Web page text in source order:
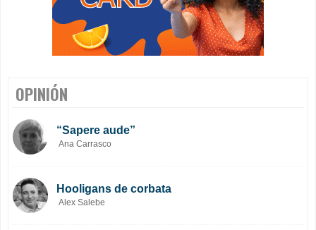
OPINIÓN
“Sapere aude”
Ana Carrasco
Hooligans de corbata
Alex Salebe